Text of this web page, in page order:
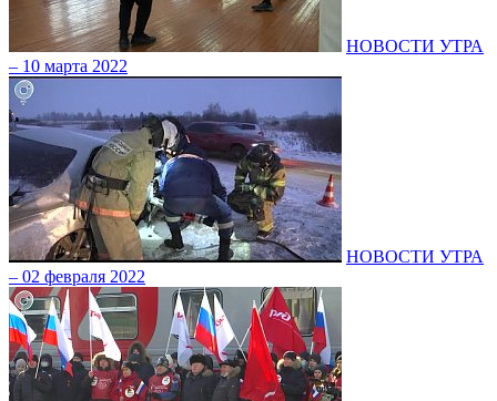
НОВОСТИ УТРА
– 10 марта 2022
НОВОСТИ УТРА
– 02 февраля 2022